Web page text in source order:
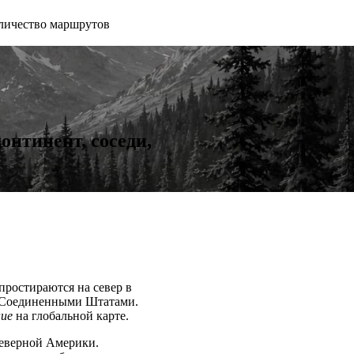
маршрутов
соседи,
на север в
Соединенными Штатами.
на глобальной карте.
Америки.